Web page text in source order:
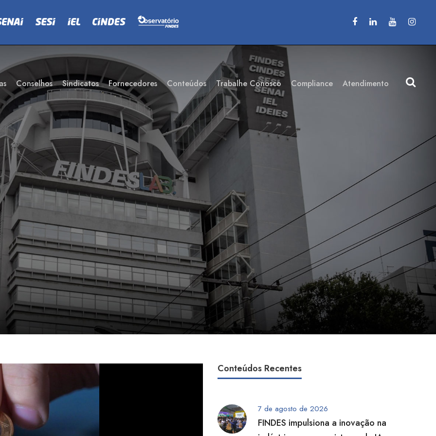
Conselhos Sindicatos Fornecedores Conteúdos Trabalhe Conosco Compliance Atendimento
Conteúdos Recentes
7 de agosto de 2026
FINDES impulsiona a inovação na